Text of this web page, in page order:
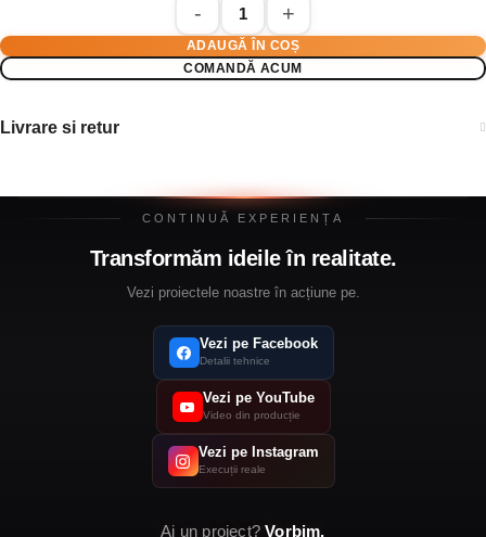
ADAUGĂ ÎN COȘ
COMANDĂ ACUM
Livrare si retur
CONTINUĂ EXPERIENȚA
Transformăm ideile în realitate.
Vezi proiectele noastre în acțiune pe.
Vezi pe Facebook
Detalii tehnice
Vezi pe YouTube
Video din producție
Vezi pe Instagram
Execuții reale
Ai un proiect?Vorbim.